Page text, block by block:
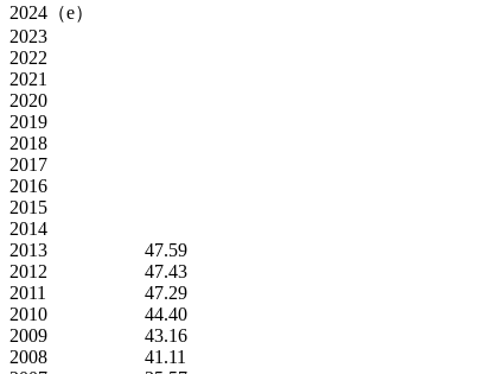
2024（e）
2023
2022
2021
2020
2019
2018
2017
2016
2015
2014
2013
47.59
2012
47.43
2011
47.29
2010
44.40
2009
43.16
2008
41.11